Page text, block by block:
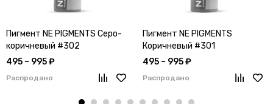
Пигмент NE PIGMENTS Серо-
коричневый #302
495 – 995 ₽
Распродано
Пигмент NE PIGMENTS
Коричневый #301
495 – 995 ₽
Распродано